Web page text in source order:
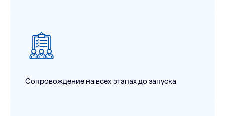
Сопровождение на всех этапах до запуска